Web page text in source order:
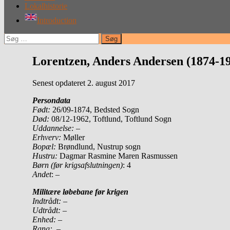
Lokalhistorie
Introduction
Søg
efter:
Lorentzen, Anders Andersen (1874-
Senest opdateret 2. august 2017
Persondata
Født: 26/09-1874, Bedsted Sogn
Død: 08/12-1962, Toftlund, Toftlund Sogn
Uddannelse: –
Erhverv: Møller
Bopæl: Brøndlund, Nustrup sogn
Hustru: Dagmar Rasmine Maren Rasmussen
Børn (før krigsafslutningen): 4
Andet: –
Militære løbebane før krigen
Indtrådt: –
Udtrådt: –
Enhed: –